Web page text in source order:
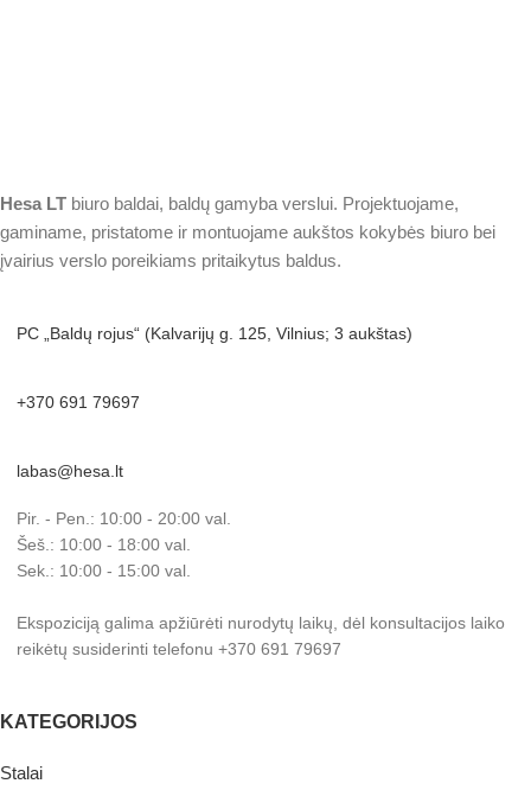
Hesa LT biuro baldai, baldų gamyba verslui. Projektuojame,
gaminame, pristatome ir montuojame aukštos kokybės biuro bei
įvairius verslo poreikiams pritaikytus baldus.
PC „Baldų rojus“ (Kalvarijų g. 125, Vilnius; 3 aukštas)
+370 691 79697
labas@hesa.lt
Pir. - Pen.: 10:00 - 20:00 val.
Šeš.: 10:00 - 18:00 val.
Sek.: 10:00 - 15:00 val.
Ekspoziciją galima apžiūrėti nurodytų laikų, dėl konsultacijos laiko
reikėtų susiderinti telefonu +370 691 79697
KATEGORIJOS
Stalai